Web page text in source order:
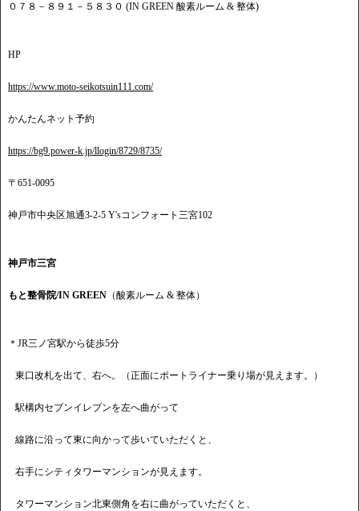
０７８－８９１－５８３０ (IN GREEN 酸素ルーム & 整体)
HP
https://www.moto-seikotsuin111.com/
かんたんネット予約
https://bg9.power-k.jp/llogin/8729/8735/
〒651-0095
神戸市中央区旭通3-2-5 Y'sコンフォート三宮102
神戸市三宮
もと整骨院/IN GREEN （酸素ルーム & 整体）
＊JR三ノ宮駅から徒歩5分
東口改札を出て、右へ。（正面にポートライナー乗り場が見えます。）
駅構内セブンイレブンを左へ曲がって
線路に沿って東に向かって歩いていただくと、
右手にシティタワーマンションが見えます。
タワーマンション北東側角を右に曲がっていただくと、